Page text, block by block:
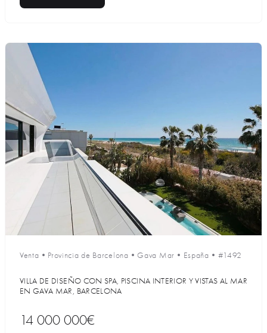
Venta • Provincia de Barcelona •Gava Mar • España • #1492
VILLA DE DISEÑO CON SPA, PISCINA INTERIOR Y VISTAS AL MAR
EN GAVA MAR, BARCELONA
14 000 000€